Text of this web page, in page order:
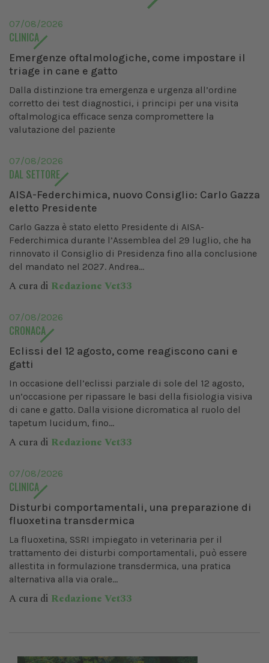
07/08/2026
CLINICA
Emergenze oftalmologiche, come impostare il
triage in cane e gatto
Dalla distinzione tra emergenza e urgenza all’ordine
corretto dei test diagnostici, i principi per una visita
oftalmologica efficace senza compromettere la
valutazione del paziente
07/08/2026
DAL SETTORE
AISA-Federchimica, nuovo Consiglio: Carlo Gazza
eletto Presidente
Carlo Gazza è stato eletto Presidente di AISA-
Federchimica durante l’Assemblea del 29 luglio, che ha
rinnovato il Consiglio di Presidenza fino alla conclusione
del mandato nel 2027. Andrea...
A cura di Redazione Vet33
07/08/2026
CRONACA
Eclissi del 12 agosto, come reagiscono cani e
gatti
In occasione dell’eclissi parziale di sole del 12 agosto,
un’occasione per ripassare le basi della fisiologia visiva
di cane e gatto. Dalla visione dicromatica al ruolo del
tapetum lucidum, fino...
A cura di Redazione Vet33
07/08/2026
CLINICA
Disturbi comportamentali, una preparazione di
fluoxetina transdermica
La fluoxetina, SSRI impiegato in veterinaria per il
trattamento dei disturbi comportamentali, può essere
allestita in formulazione transdermica, una pratica
alternativa alla via orale...
A cura di Redazione Vet33